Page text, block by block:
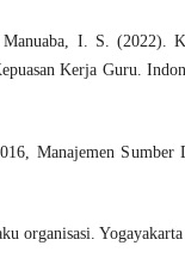
I. S. (2022).
Kerja Guru.
Manajemen Sumber
organisasi.